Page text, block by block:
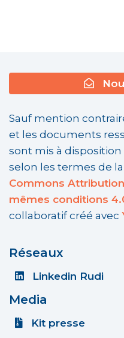
Sauf mention
et les documents
sont mis à disposition
selon les termes de la
Commons
mêmes conditions
collaboratif créé avec
Réseaux
Linkedin Rudi
Media
Kit presse